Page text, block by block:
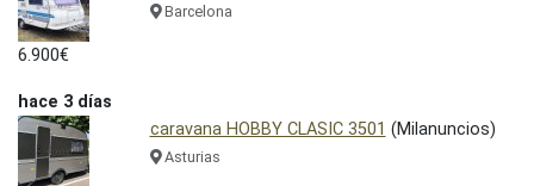
6.900€
Barcelona
hace 3 días
caravana HOBBY CLASIC 3501 (Milanuncios)
Asturias